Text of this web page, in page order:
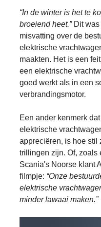
“In de winter is het te
broeiend heet.” Dit
misvatting over de
elektrische
maakten. Het is een
een elektrische
goed werkt als in een
verbrandingsmotor.
Een ander kenmerk
elektrische
appreciëren, is hoe stil
trillingen zijn. Of, zoals
Scania's Noorse klant
filmpje: “Onze
elektrische
minder lawaai maken.”